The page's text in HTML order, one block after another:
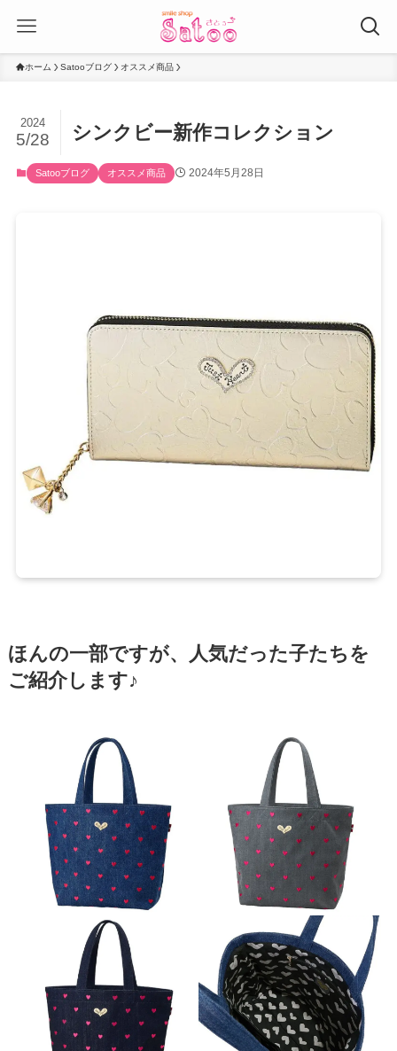
ホーム Satooブログ オススメ商品
シンクビー新作コレクション
2024
5/28
Satooブログ オススメ商品 2024年5月28日
ほんの一部ですが、人気だった子たちを
ご紹介します♪